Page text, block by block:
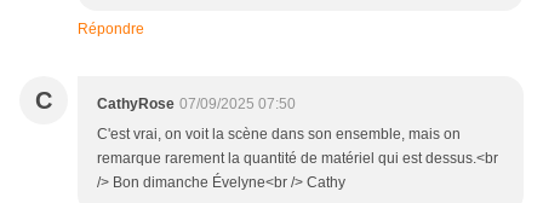
Répondre
C CathyRose 07/09/2025 07:50
C'est vrai, on voit la scène dans son ensemble, mais on
remarque rarement la quantité de matériel qui est dessus.<br
/> Bon dimanche Évelyne<br /> Cathy